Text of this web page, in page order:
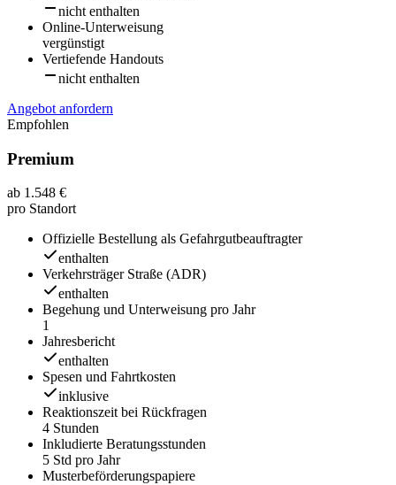
nicht enthalten
Online-Unterweisung
vergünstigt
Vertiefende Handouts
nicht enthalten
Angebot anfordern
Empfohlen
Premium
ab 1.548 €
pro Standort
Offizielle Bestellung als Gefahrgutbeauftragter
enthalten
Verkehrsträger Straße (ADR)
enthalten
Begehung und Unterweisung pro Jahr
1
Jahresbericht
enthalten
Spesen und Fahrtkosten
inklusive
Reaktionszeit bei Rückfragen
4 Stunden
Inkludierte Beratungsstunden
5 Std pro Jahr
Musterbeförderungspapiere